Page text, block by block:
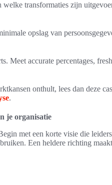
welke transformaties zijn
opslag van
Meet accurate percentages,
onthult, lees dan deze
.
je organisatie
met een korte visie die
Een heldere richting